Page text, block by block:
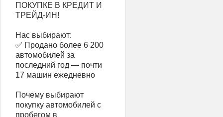
ПОКУПКЕ В КРЕДИТ И
ТРЕЙД-ИН!
Нас выбирают:
✅ Продано более 6 200
автомобилей за
последний год — почти
17 машин ежедневно
Почему выбирают
покупку автомобилей с
пробегом в